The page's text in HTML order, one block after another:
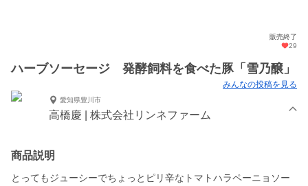
販売終了
29
ハーブソーセージ 発酵飼料を食べた豚「雪乃醸」
みんなの投稿を見る
愛知県豊川市
高橋慶 | 株式会社リンネファーム
商品説明
とってもジューシーでちょっとピリ辛なトマトハラペーニョソー